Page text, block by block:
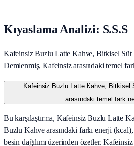
Kıyaslama Analizi: S.S.S
Kafeinsiz Buzlu Latte Kahve, Bitkisel Süt
Demlenmiş, Kafeinsiz arasındaki temel
Kafeinsiz Buzlu Latte Kahve, Bitkisel
arasındaki temel fark
Bu karşılaştırma, Kafeinsiz Buzlu Latte
Buzlu Kahve arasındaki farkı enerji
besin dağılımı üzerinden özetler.